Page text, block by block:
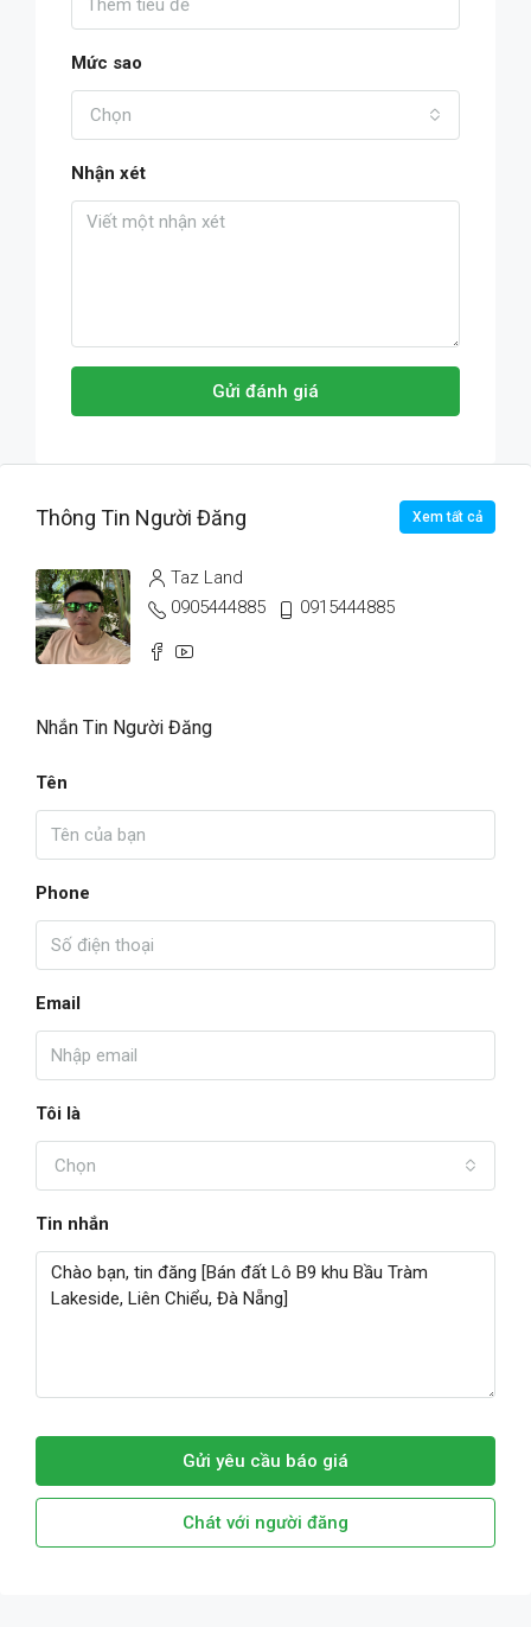
Mức sao
Chọn
Nhận xét
Gửi đánh giá
Thông Tin Người Đăng Xem tất cả
Taz Land
0905444885
0915444885
Nhắn Tin Người Đăng
Tên
Phone
Email
Tôi là
Chọn
Tin nhắn
Gửi yêu cầu báo giá
Chát với người đăng